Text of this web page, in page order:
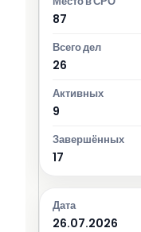
87
26
9
17
26.07.2026